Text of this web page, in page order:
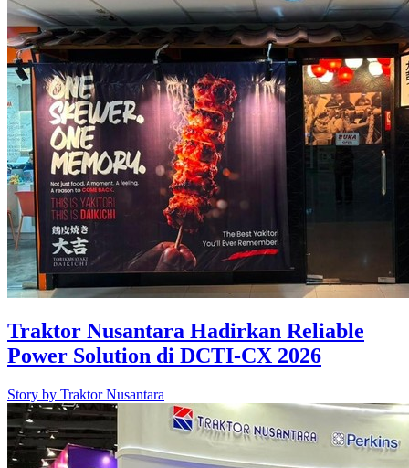
Traktor Nusantara Hadirkan Reliable
Power Solution di DCTI-CX 2026
Story by Traktor Nusantara